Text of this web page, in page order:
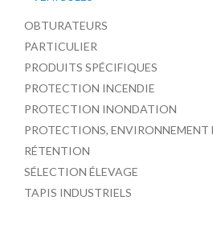
OBTURATEURS
PARTICULIER
PRODUITS SPÉCIFIQUES
PROTECTION INCENDIE
PROTECTION INONDATION
PROTECTIONS, ENVIRONNEMENT
RÉTENTION
SÉLECTION ÉLEVAGE
TAPIS INDUSTRIELS